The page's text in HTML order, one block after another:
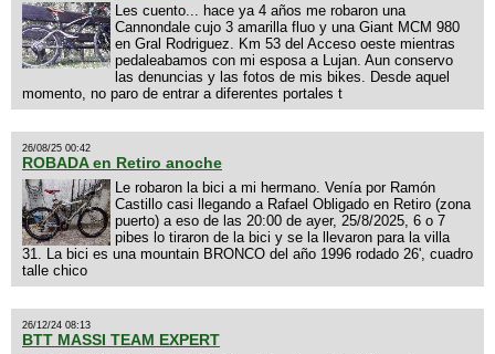
Les cuento... hace ya 4 años me robaron una
Cannondale cujo 3 amarilla fluo y una Giant MCM 980
en Gral Rodriguez. Km 53 del Acceso oeste mientras
pedaleabamos con mi esposa a Lujan. Aun conservo
las denuncias y las fotos de mis bikes. Desde aquel
momento, no paro de entrar a diferentes portales t
26/08/25 00:42
ROBADA en Retiro anoche
Le robaron la bici a mi hermano. Venía por Ramón
Castillo casi llegando a Rafael Obligado en Retiro (zona
puerto) a eso de las 20:00 de ayer, 25/8/2025, 6 o 7
pibes lo tiraron de la bici y se la llevaron para la villa
31. La bici es una mountain BRONCO del año 1996 rodado 26', cuadro
talle chico
26/12/24 08:13
BTT MASSI TEAM EXPERT